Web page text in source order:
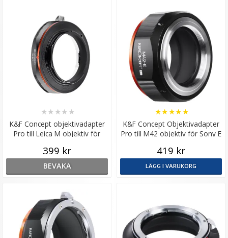
K&F Concept objektivadapter
Pro till Leica M objektiv för
★★ ★★ ★
399 kr
BEVAKA
K&F Concept Objektivadapter
Pro till M42 objektiv för Sony E
★★★★★
419 kr
LÄGG I VARUKORG